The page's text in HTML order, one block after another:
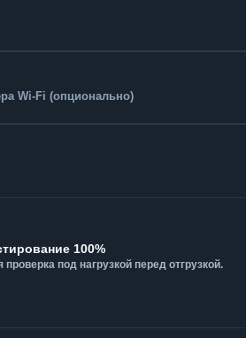
Wi-Fi (опционально)
100%
проверка под нагрузкой перед отгрузкой.